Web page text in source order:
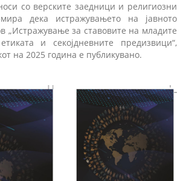
со верските заедници и религиозни
дека истражувањето на јавното
„Истражување за ставовите на младите
и секојдневните предизвици“,
на 2025 година е публикувано.